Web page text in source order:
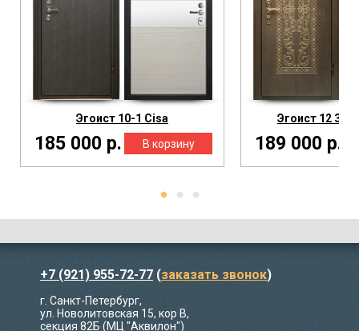
Эгоист 10-1 Cisa
185 000 р.
Эгоист 12
189 000 р.
+7 (921) 955-72-77 (заказать звонок)
г. Санкт-Петербург,
ул. Новолитовская 15, кор В,
секция 82Б (МЦ "Аквилон")